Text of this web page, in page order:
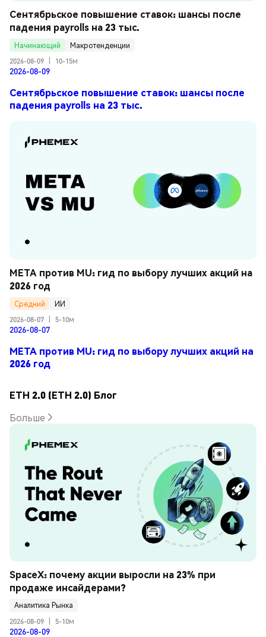
Сентябрьское повышение ставок: шансы после
падения payrolls на 23 тыс.
Начинающий
Макротенденции
2026-08-09
10-15м
2026-08-09
Сентябрьское повышение ставок: шансы после
падения payrolls на 23 тыс.
META против MU: гид по выбору лучших акций на
2026 год
Средний
ИИ
2026-08-07
5-10м
2026-08-07
META против MU: гид по выбору лучших акций на
2026 год
ETH 2.0 (ETH 2.0) Блог
Больше
SpaceX: почему акции выросли на 23% при
продаже инсайдерами?
Аналитика Рынка
2026-08-09
5-10м
2026-08-09